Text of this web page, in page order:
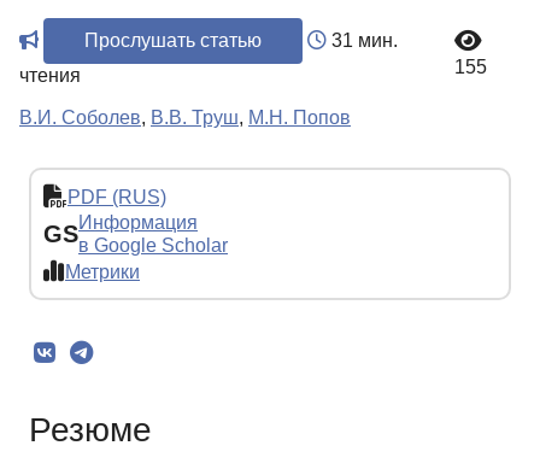
Прослушать статью
31 мин.
чтения
155
В.И. Соболев, В.В. Труш, М.Н. Попов
PDF (RUS)
GSИнформация
в Google Scholar
Метрики
Резюме